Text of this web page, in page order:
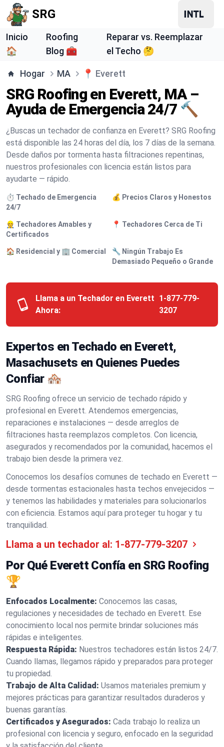
SRG
Inicio
🏠
Roofing
Blog 🧰
Reparar vs. Reemplazar
el Techo 🤔
Hogar MA 📍 Everett
SRG Roofing en Everett, MA –
Ayuda de Emergencia 24/7 🔨
¿Buscas un techador de confianza en Everett? SRG Roofing
está disponible las 24 horas del día, los 7 días de la semana.
Desde daños por tormenta hasta filtraciones repentinas,
nuestros profesionales con licencia están listos para
ayudarte — rápido.
⏱️ Techado de Emergencia
24/7
💰 Precios Claros y Honestos
👷 Techadores Amables y
Certificados
📍 Techadores Cerca de Ti
🏠 Residencial y 🏢 Comercial
🔧 Ningún Trabajo Es
Demasiado Pequeño o Grande
Llama a un Techador en Everett
Ahora:
1-877-779-
3207
Expertos en Techado en Everett,
Masachusets en Quienes Puedes
Confiar 🏘️
SRG Roofing ofrece un servicio de techado rápido y
profesional en Everett. Atendemos emergencias,
reparaciones e instalaciones — desde arreglos de
filtraciones hasta reemplazos completos. Con licencia,
asegurados y recomendados por la comunidad, hacemos el
trabajo bien desde la primera vez.
Conocemos los desafíos comunes de techado en Everett —
desde tormentas estacionales hasta techos envejecidos —
y tenemos las habilidades y materiales para solucionarlos
con eficiencia. Estamos aquí para proteger tu hogar y tu
tranquilidad.
Llama a un techador al: 1-877-779-3207
Por Qué Everett Confía en SRG Roofing
🏆
Enfocados Localmente: Conocemos las casas,
regulaciones y necesidades de techado en Everett. Ese
conocimiento local nos permite brindar soluciones más
rápidas e inteligentes.
Respuesta Rápida: Nuestros techadores están listos 24/7.
Cuando llamas, llegamos rápido y preparados para proteger
tu propiedad.
Trabajo de Alta Calidad: Usamos materiales premium y
mejores prácticas para garantizar resultados duraderos y
buenas garantías.
Certificados y Asegurados: Cada trabajo lo realiza un
profesional con licencia y seguro, enfocado en la seguridad